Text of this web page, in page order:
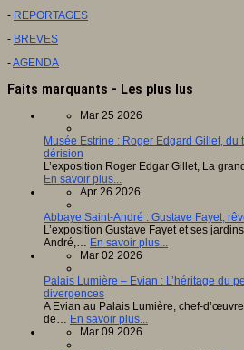
- REPORTAGES
- BREVES
-AGENDA
Faits marquants - Les plus lus
Mar 25 2026
Musée Estrine : Roger Edgard Gillet,
dérision
L’exposition Roger Edgar Gillet, La
En savoir plus...
Apr 26 2026
Abbaye Saint-André : Gustave Fayet,
L’exposition Gustave Fayet et ses
André,… En savoir plus...
Mar 02 2026
Palais Lumière – Evian : L’héritage du
divergences
A Evian au Palais Lumière, chef-
de… En savoir plus...
Mar 09 2026